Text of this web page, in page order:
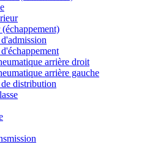
arrière droit
arrière gauche
distribution